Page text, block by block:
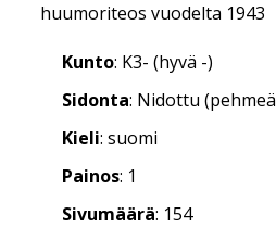
huumoriteos vuodelta 1943
Kunto: K3- (hyvä -)
Sidonta: Nidottu
Kieli: suomi
Painos: 1
Sivumäärä: 154